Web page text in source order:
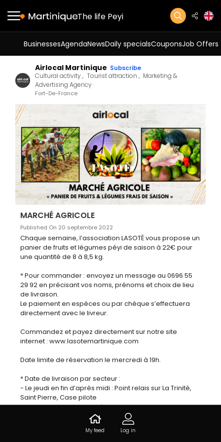
The life Peyi
BusinessesAgendaNewsDaily specialsCouponsJob Offers
Airlocal Martinique Subscribe
Cultural activity Tourist attraction
Marketing &
Advertising Agency
Fort-De-France
MARCHÉ AGRICOLE
Published On 20 septembre 2022
Chaque semaine, l’association LASOTÈ vous propose un
panier de fruits et légumes péyi de saison à 22€ pour
une quantité de 8 à 8,5 kg.
* Pour commander : envoyez un message au 0696 55
29 92 en précisant vos noms, prénoms et choix de lieu
de livraison.
Le paiement en espèces ou par chèque s’effectuera
directement avec le livreur.
Commandez et payez directement sur notre site
internet : www.lasotemartinique.com
Date limite de réservation le mercredi à 19h.
* Date de livraison par secteur :
- Le jeudi en fin d’après midi : Point relais sur La Trinité,
Saint Pierre, Case pilote
- Le vendredi en fin d’après midi : Point relais sur Fort de
Venez réceptionner votre commande avec vos cabas.
My feed Log in